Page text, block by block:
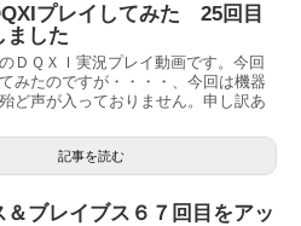
プレイしてみた 25回目
ました
ＤＱＸＩ実況プレイ動画です。今回
みたのですが・・・・、今回は機器
ど声が入っておりません。申し訳あ
記事を読む
＆ブレイブス６７回目をアッ